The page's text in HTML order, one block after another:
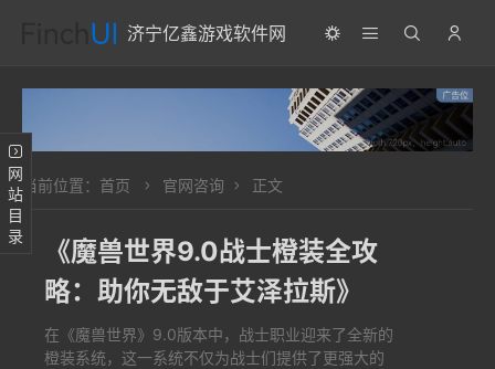
济宁亿鑫游戏软件网
网站目录 当前位置： 首页 官网咨询 正文
《魔兽世界9.0战士橙装全攻
略：助你无敌于艾泽拉斯》
在《魔兽世界》9.0版本中，战士职业迎来了全新的
橙装系统，这一系统不仅为战士们提供了更强大的